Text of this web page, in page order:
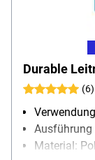
Durable
(6)
Ausführung
Material: